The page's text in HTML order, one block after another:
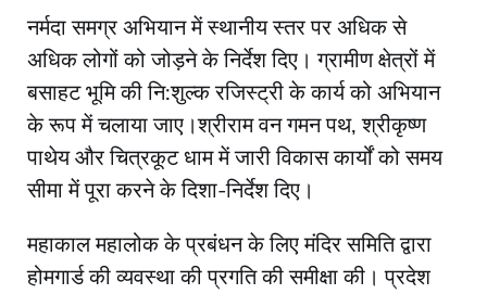
नर्मदा समग्र अभियान में स्थानीय स्तर पर अधिक से
अधिक लोगों को जोड़ने के निर्देश दिए। ग्रामीण क्षेत्रों में
बसाहट भूमि की नि:शुल्क रजिस्ट्री के कार्य को अभियान
के रूप में चलाया जाए।श्रीराम वन गमन पथ, श्रीकृष्ण
पाथेय और चित्रकूट धाम में जारी विकास कार्यों को समय
सीमा में पूरा करने के दिशा-निर्देश दिए।
महाकाल महालोक के प्रबंधन के लिए मंदिर समिति द्वारा
होमगार्ड की व्यवस्था की प्रगति की समीक्षा की। प्रदेश